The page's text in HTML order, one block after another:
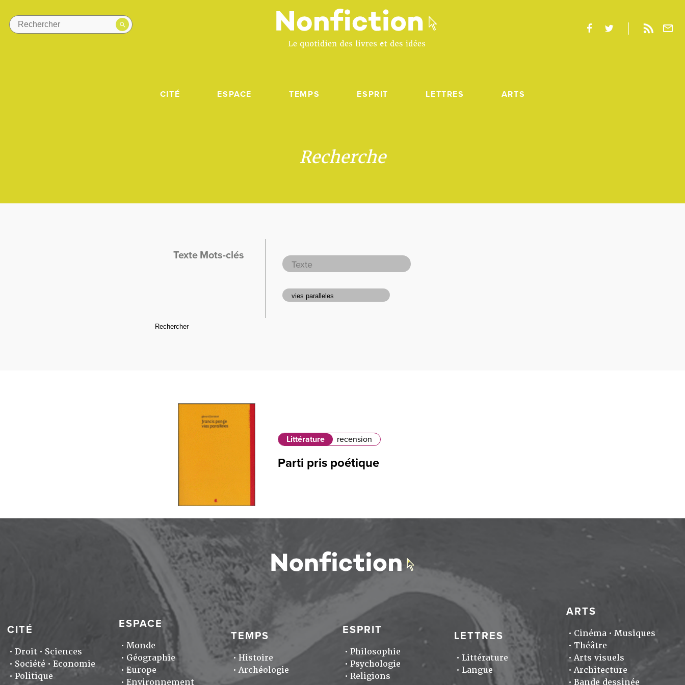
CITÉ ESPACE TEMPS ESPRIT LETTRES ARTS
Recherche
Texte Mots-clés
Littérature recension
Parti pris poétique
CITÉ
Droit
Sciences
Société
Economie
Politique
ESPACE
Monde
Géographie
Europe
Environnement
TEMPS
Histoire
Archéologie
ESPRIT
Philosophie
Psychologie
Religions
LETTRES
Littérature
Langue
ARTS
Cinéma
Musiques
Théâtre
Arts visuels
Architecture
Bande dessinée